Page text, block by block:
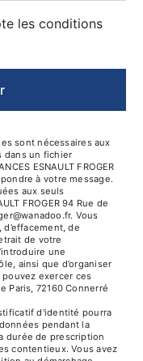
les conditions
sont nécessaires aux
dans un fichier
ESNAULT FROGER
à votre message.
aux seuls
FROGER 94 Rue de
Vous
de
de votre
une
ainsi que d’organiser
exercer ces
Paris, 72160 Connerré
d'identité pourra
pendant la
durée de prescription
contentieux. Vous avez